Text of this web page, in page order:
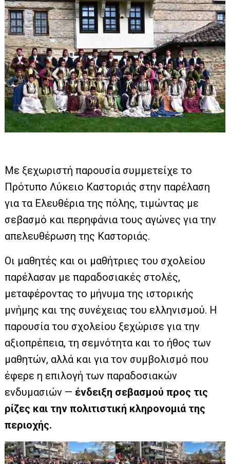
Με ξεχωριστή παρουσία συμμετείχε το
Πρότυπο Λύκειο Καστοριάς στην παρέλαση
για τα Ελευθέρια της πόλης, τιμώντας με
σεβασμό και περηφάνια τους αγώνες για την
απελευθέρωση της Καστοριάς.
Οι μαθητές και οι μαθήτριες του σχολείου
παρέλασαν με παραδοσιακές στολές,
μεταφέροντας το μήνυμα της ιστορικής
μνήμης και της συνέχειας του ελληνισμού. Η
παρουσία του σχολείου ξεχώρισε για την
αξιοπρέπεια, τη σεμνότητα και το ήθος των
μαθητών, αλλά και για τον συμβολισμό που
έφερε η επιλογή των παραδοσιακών
ενδυμασιών — ένδειξη σεβασμού προς τις
ρίζες και την πολιτιστική κληρονομιά της
περιοχής.